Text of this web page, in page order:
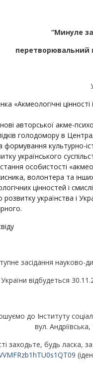
“Минуле
перетворювальний
«Акмеологічні
авторської акме-
голодомору в
формування культурно-
українського
особистості
волонтера та
цінностей і
українства і
засідання науково-
відбудеться
до Інституту
вул.
заходьте, будь ласка,